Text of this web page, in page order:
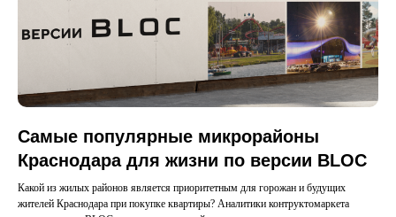
Самые популярные микрорайоны
Краснодара для жизни по версии BLOC
Какой из жилых районов является приоритетным для горожан и будущих
жителей Краснодара при покупке квартиры? Аналитики контруктомаркета